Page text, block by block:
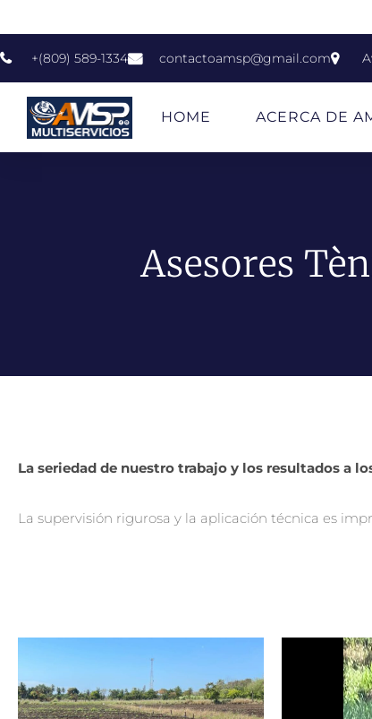
+(809) 589-1334 contactoamsp@gmail.com
HOME ACERCA DE
Asesores
La seriedad de nuestro trabajo y los resultados a
La supervisión rigurosa y la aplicación técnica es